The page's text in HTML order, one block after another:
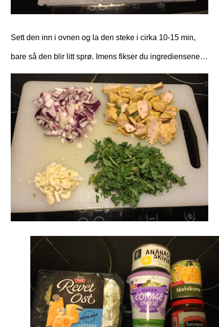
Sett den inn i ovnen og la den steke i cirka 10-15 min,
bare så den blir litt sprø. Imens fikser du ingrediensene…